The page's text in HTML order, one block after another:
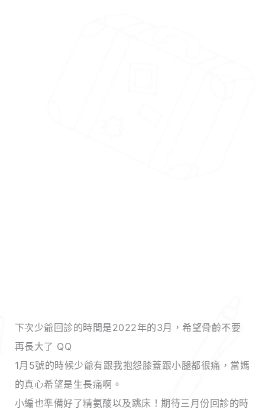
下次少爺回診的時間是2022年的3月，希望骨齡不要
再長大了 QQ
1月5號的時候少爺有跟我抱怨膝蓋跟小腿都很痛，當媽
的真心希望是生長痛啊。
小編也準備好了精氨酸以及跳床！期待三月份回診的時